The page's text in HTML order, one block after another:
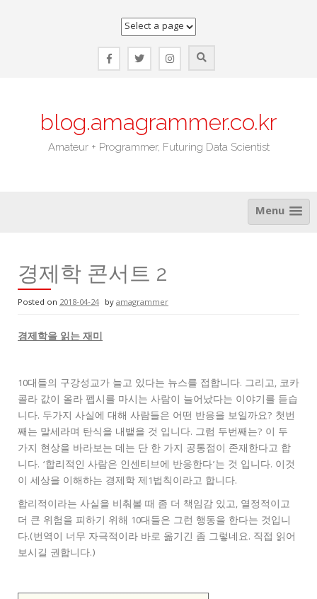
blog.amagrammer.co.kr
Amateur + Programmer, Futuring Data Scientist
Menu
경제학 콘서트 2
Posted on 2018-04-24 byamagrammer
경제학을 읽는 재미
10대들의 구강성교가 늘고 있다는 뉴스를 접합니다. 그리고, 코카
콜라 값이 올라 펩시를 마시는 사람이 늘어났다는 이야기를 듣습
니다. 두가지 사실에 대해 사람들은 어떤 반응을 보일까요? 첫번
째는 말세라며 탄식을 내뱉을 것 입니다. 그럼 두번째는? 이 두
가지 현상을 바라보는 데는 단 한 가지 공통점이 존재한다고 합
니다. ‘합리적인 사람은 인센티브에 반응한다’는 것 입니다. 이것
이 세상을 이해하는 경제학 제1법칙이라고 합니다.
합리적이라는 사실을 비춰볼 때 좀 더 책임감 있고, 열정적이고
더 큰 위험을 피하기 위해 10대들은 그런 행동을 한다는 것입니
다.(번역이 너무 자극적이라 바로 옮기긴 좀 그렇네요. 직접 읽어
보시길 권합니다.)